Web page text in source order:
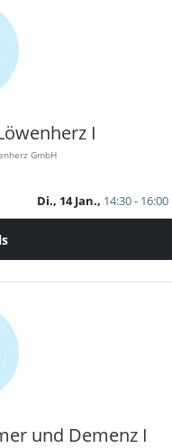
I
GmbH
Di., 14 Jan., 14:30 - 16:00
und Demenz I